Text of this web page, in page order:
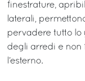
finestrature,
laterali,
pervadere tutto lo
degli arredi e non
l’esterno.